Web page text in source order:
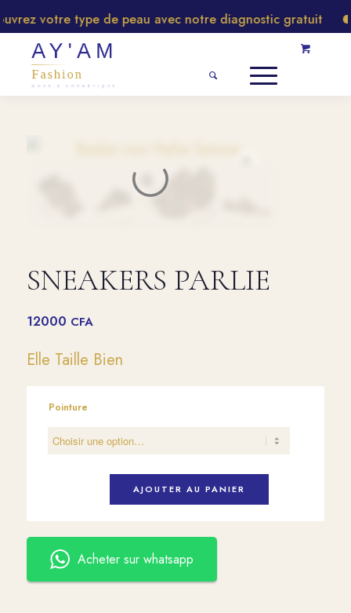
votre type de peau avec notre diagnostic gratuit
SNEAKERS PARLIE
12000 CFA
Elle Taille Bien
Pointure
AJOUTER AU PANIER
Acheter sur whatsapp